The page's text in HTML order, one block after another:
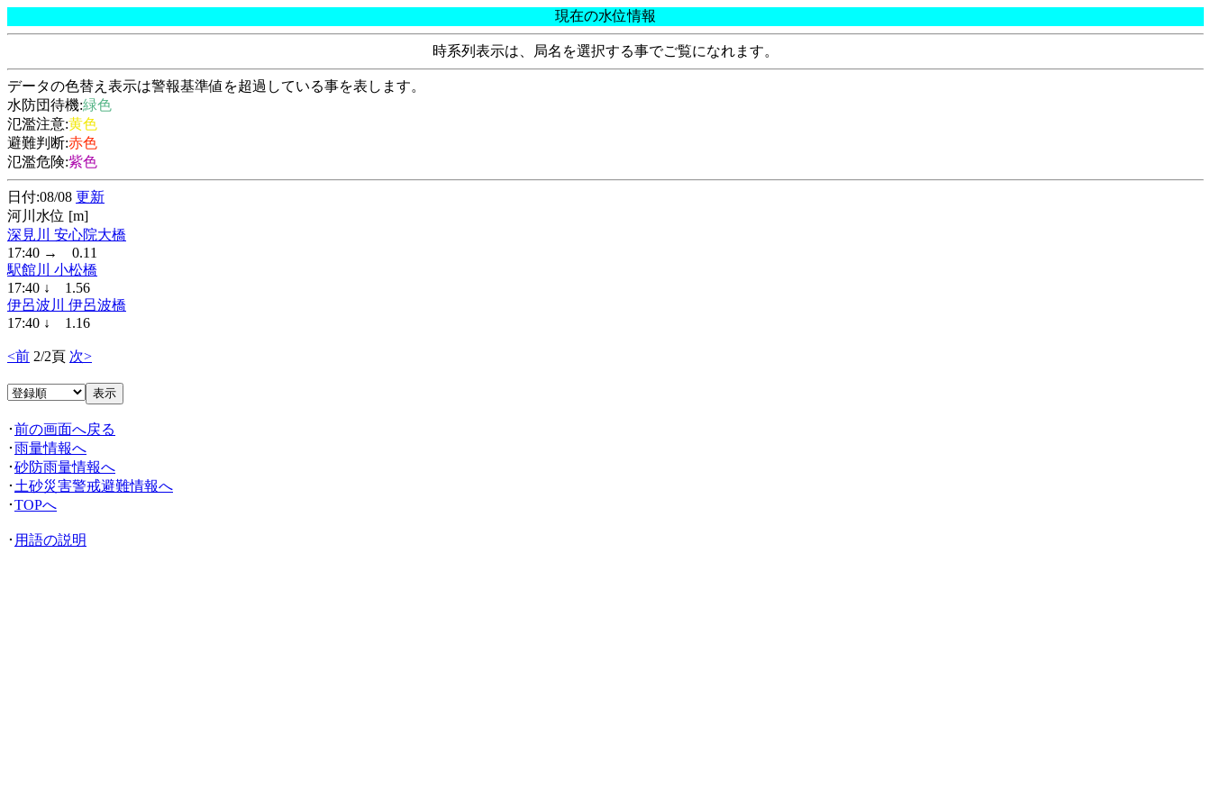
現在の水位情報
時系列表示は、局名を選択する事でご覧になれます。
データの色替え表示は警報基準値を超過している事を表します。
水防団待機:緑色
氾濫注意:黄色
避難判断:赤色
氾濫危険:紫色
日付:08/08 更新
河川水位 [m]
深見川 安心院大橋
17:40 → 0.11
駅館川 小松橋
17:40 ↓ 1.56
伊呂波川 伊呂波橋
17:40 ↓ 1.16
<前 2/2頁 次>
･前の画面へ戻る
･雨量情報へ
･砂防雨量情報へ
･ 土砂災害警戒避難情報へ
･TOPへ
･ 用語の説明